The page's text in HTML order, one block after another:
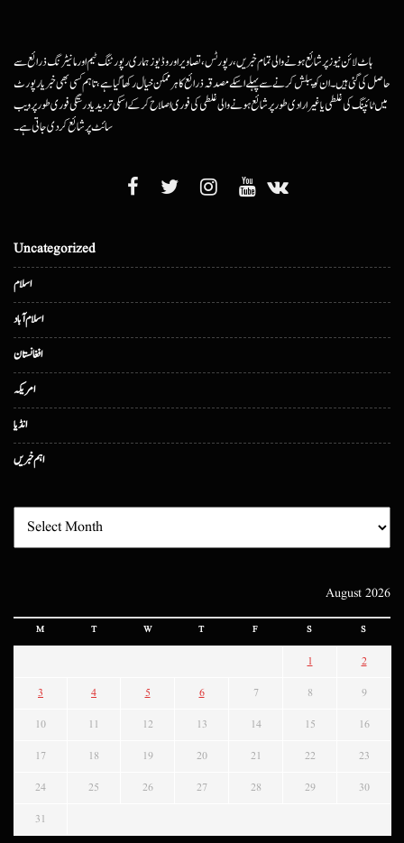
ہاٹ لائن نیوز پر شائع ہونے والی تمام خبریں، رپورٹس، تصاویر اور وڈیوز ہماری رپورٹنگ ٹیم اور مانیٹرنگ ذرائع سے
حاصل کی گئی ہیں۔ ان کو پبلش کرنے سے پہلے اسکے مصدقہ ذرائع کا ہرممکن خیال رکھا گیا ہے، تاہم کسی بھی خبر یا رپورٹ
میں ٹائپنگ کی غلطی یا غیرارادی طور پر شائع ہونے والی غلطی کی فوری اصلاح کرکے اسکی تردید یا درستگی فوری طور پر ویب
سائٹ پر شائع کردی جاتی ہے۔
Uncategorized
اسلام
اسلام آباد
افغانستان
امریکہ
انڈیا
اہم خبریں
August 2026
M T W T F S S
1 2
3 4 5 6 7 8 9
10 11 12 13 14 15 16
17 18 19 20 21 22 23
24 25 26 27 28 29 30
31